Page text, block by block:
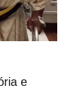
e